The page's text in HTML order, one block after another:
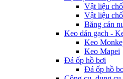
Vật liệu
Vật liệu
Băng cản
Keo dán gạch -
Keo
Keo Mapei
Đá ốp hồ bơi
Đá ốp hồ